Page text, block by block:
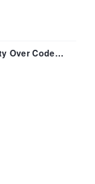
Over Code